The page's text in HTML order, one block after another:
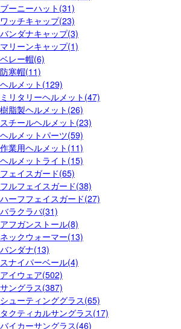
ブーニーハット(31)
ワッチキャップ(23)
バンダナキャップ(3)
マリーンキャップ(1)
ベレー帽(6)
防寒帽(11)
ヘルメット(129)
ミリタリーヘルメット(47)
樹脂製ヘルメット(26)
スチールヘルメット(23)
ヘルメットパーツ(59)
作業用ヘルメット(11)
ヘルメットライト(15)
フェイスガード(65)
フルフェイスガード(38)
ハーフフェイスガード(27)
バラクラバ(31)
アフガンストール(8)
ネックウォーマー(13)
バンダナ(13)
スナイパーベール(4)
アイウェア(502)
サングラス(387)
シューティンググラス(65)
タクティカルサングラス(17)
バイカーサングラス(46)